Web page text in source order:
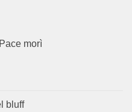
morì
bluff